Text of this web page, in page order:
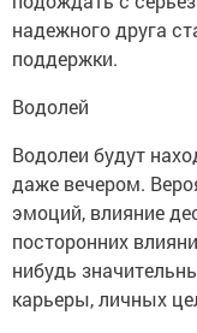
надежного друга
поддержки.
Водолей
Водолеи будут
даже вечером.
эмоций, влияние
посторонних
нибудь
карьеры, личных